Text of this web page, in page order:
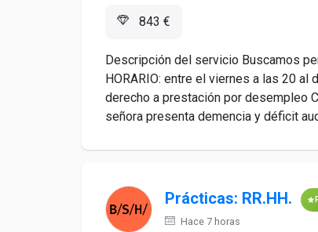
843 €
Descripción del servicio Buscamos
HORARIO: entre el viernes a las 20 al
derecho a prestación por desempleo
señora presenta demencia y déficit
Prácticas: RR.HH.
Hace 7 horas